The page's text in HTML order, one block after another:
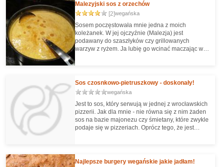
Malezyjski sos z orzechów
[2]wegańska
Sosem poczęstowała mnie jedna z moich
koleżanek. W jej ojczyźnie (Malezja) jest
podawany do szaszłyków czy grillowanych
warzyw z ryżem. Ja lubię go wcinać maczając w
Sos czosnkowo-pietruszkowy - doskonały!
wegańska
Jest to sos, który serwują w jednej z wrocławskich
pizzerii. Jak dla mnie - nie równa się z nim żaden
sos na bazie majonezu czy śmietany, które zwykle
podaje się w pizzeriach. Oprócz tego, że jest
Najlepsze burgery wegańskie jakie jadłam!